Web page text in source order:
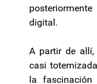
digital.
A partir de
casi
la fascinación